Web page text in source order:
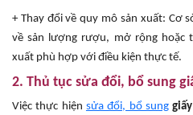
+ Thay đổi về quy mô sản xuất: Cơ
về sản lượng rượu, mở rộng hoặc
xuất phù hợp với điều kiện thực tế.
2. Thủ tục sửa đổi, bổ sung
Việc thực hiện sửa đổi, bổ sung